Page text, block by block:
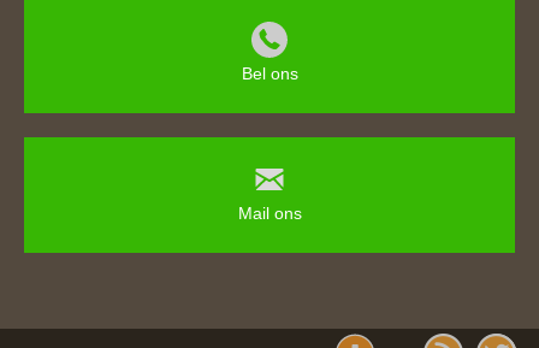
Bel ons
Mail ons